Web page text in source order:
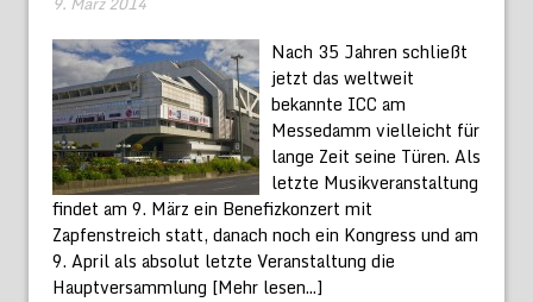
Nach 35 Jahren schließt
jetzt das weltweit
bekannte ICC am
Messedamm vielleicht für
lange Zeit seine Türen. Als
letzte Musikveranstaltung
findet am 9. März ein Benefizkonzert mit
Zapfenstreich statt, danach noch ein Kongress und am
9. April als absolut letzte Veranstaltung die
Hauptversammlung [Mehr lesen...]